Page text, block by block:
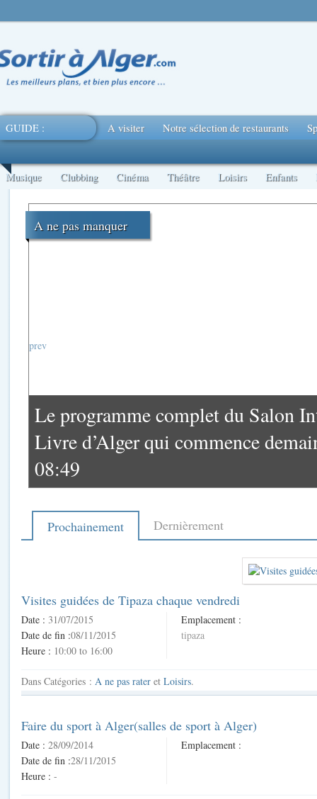
GUIDE : A visiter Notre sélection de restaurants
Musique Clubbing Cinéma Théâtre Loisirs Enfants
A ne pas manquer
Le programme complet du Salon
Livre d’Alger qui commence
08:49
prev
Prochainement Dernièrement
Visites guidées de Tipaza chaque vendredi
Date : 31/07/2015
Date de fin :08/11/2015
Heure : 10:00 to 16:00
Emplacement :
tipaza
Dans Catégories : A ne pas rater et Loisirs.
Faire du sport à Alger(salles de sport à Alger)
Date : 28/09/2014
Date de fin :28/11/2015
Heure : -
Emplacement :